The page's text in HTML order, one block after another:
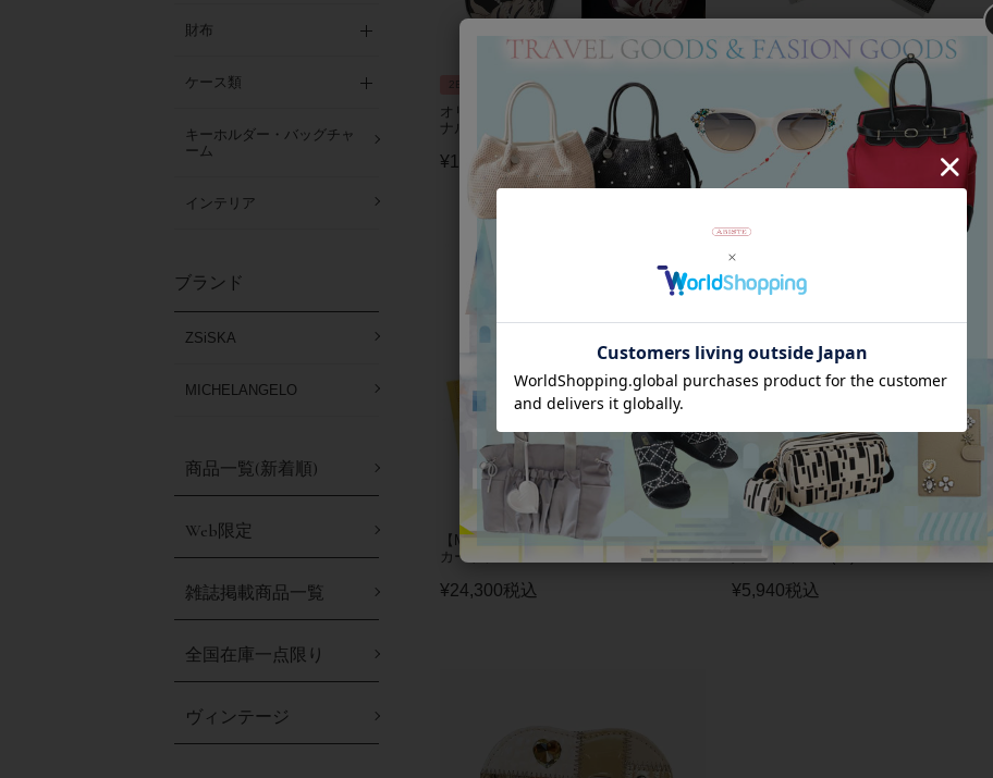
財布
ケース類
キーホルダー・バッグチャ
ーム
インテリア
ブランド
ZSiSKA
MICHELANGELO
商品一覧(新着順)
Web限定
雑誌掲載商品一覧
全国在庫一点限り
ヴィンテージ
2BUY10％OFF
オリジナルデザインマルチファンクショ
ナルケース/8220001-
¥11,000税込
使い方は自由自在！A4サイズが入る！大
人マルチケース(LL)/2221042-**
¥5,940税込
【MICHELANGELO】イタリアンレザー
カードケース/2125578-
¥24,300税込
使い方は自由自在！A4サイズが入る！大
人マルチケース(LL)/2022074-
¥5,940税込